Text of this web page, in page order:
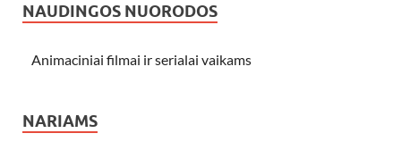
NAUDINGOS NUORODOS
Animaciniai filmai ir serialai vaikams
NARIAMS